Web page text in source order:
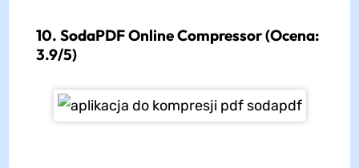
10. SodaPDF Online Compressor (Ocena:
3.9/5)